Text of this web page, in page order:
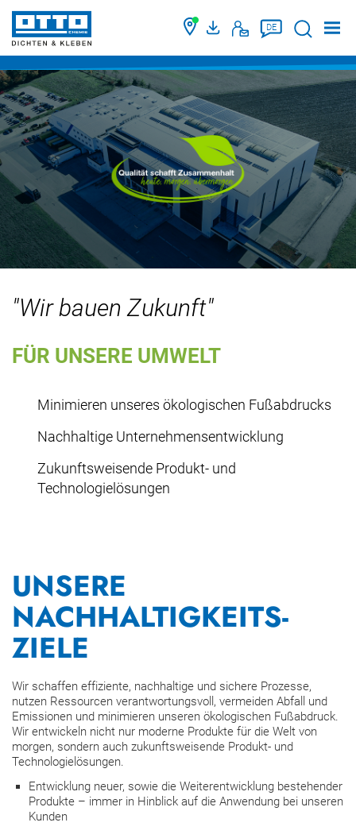
DE Suche
"Wir bauen Zukunft"
FÜR UNSERE UMWELT
Minimieren unseres ökologischen Fußabdrucks
Nachhaltige Unternehmensentwicklung
Zukunftsweisende Produkt- und
Technologielösungen
UNSERE
NACHHALTIGKEITS-
ZIELE
Wir schaffen effiziente, nachhaltige und sichere Prozesse,
nutzen Ressourcen verantwortungsvoll, vermeiden Abfall und
Emissionen und minimieren unseren ökologischen Fußabdruck.
Wir entwickeln nicht nur moderne Produkte für die Welt von
morgen, sondern auch zukunftsweisende Produkt- und
Technologielösungen.
Entwicklung neuer, sowie die Weiterentwicklung bestehender
Produkte – immer in Hinblick auf die Anwendung bei unseren
Kunden